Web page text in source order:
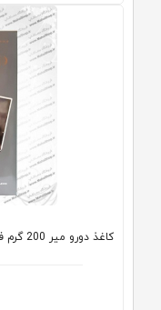
کاغذ دورو میر 200 گرم فتوگلاسه 50 برگی A4